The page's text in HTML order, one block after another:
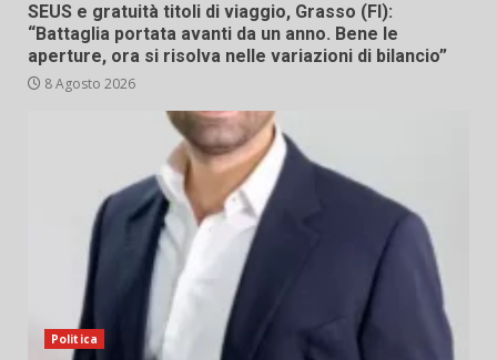
SEUS e gratuità titoli di viaggio, Grasso (FI):
“Battaglia portata avanti da un anno. Bene le
aperture, ora si risolva nelle variazioni di bilancio”
8 Agosto 2026
Politica